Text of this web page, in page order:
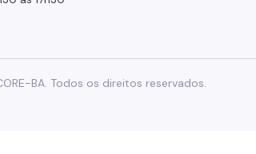
BA. Todos os direitos reservados.